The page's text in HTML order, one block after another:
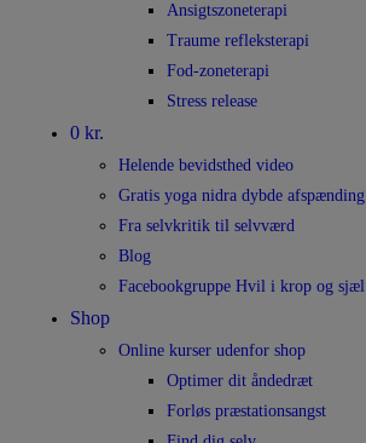
Ansigtszoneterapi
Traume refleksterapi
Fod-zoneterapi
Stress release
0 kr.
Helende bevidsthed video
Gratis yoga nidra dybde afspænding
Fra selvkritik til selvværd
Blog
Facebookgruppe Hvil i krop og sjæl
Shop
Online kurser udenfor shop
Optimer dit åndedræt
Forløs præstationsangst